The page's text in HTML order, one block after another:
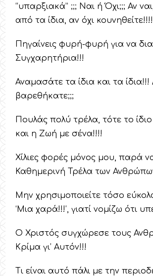
“υπαρξιακά” ;;; Ναι ή Όχι;;; Αν
από τα ίδια, αν όχι κουνηθείτε!!!!
Πηγαίνεις φυρή-φυρή για να
Συγχαρητήρια!!!
Αναμασάτε τα ίδια και τα ίδια!!!
βαρεθήκατε;;;
Πουλάς πολύ τρέλα, τότε το
και η Ζωή με σένα!!!!
Χίλιες φορές μόνος μου, παρά
Καθημερινή Τρέλα των
Μην χρησιμοποιείτε τόσο
‘Μια χαρά!!!’, γιατί νομίζω ότι
Ο Χριστός συγχώρεσε τους
Κρίμα γι’ Αυτόν!!!
Τι είναι αυτό πάλι με την